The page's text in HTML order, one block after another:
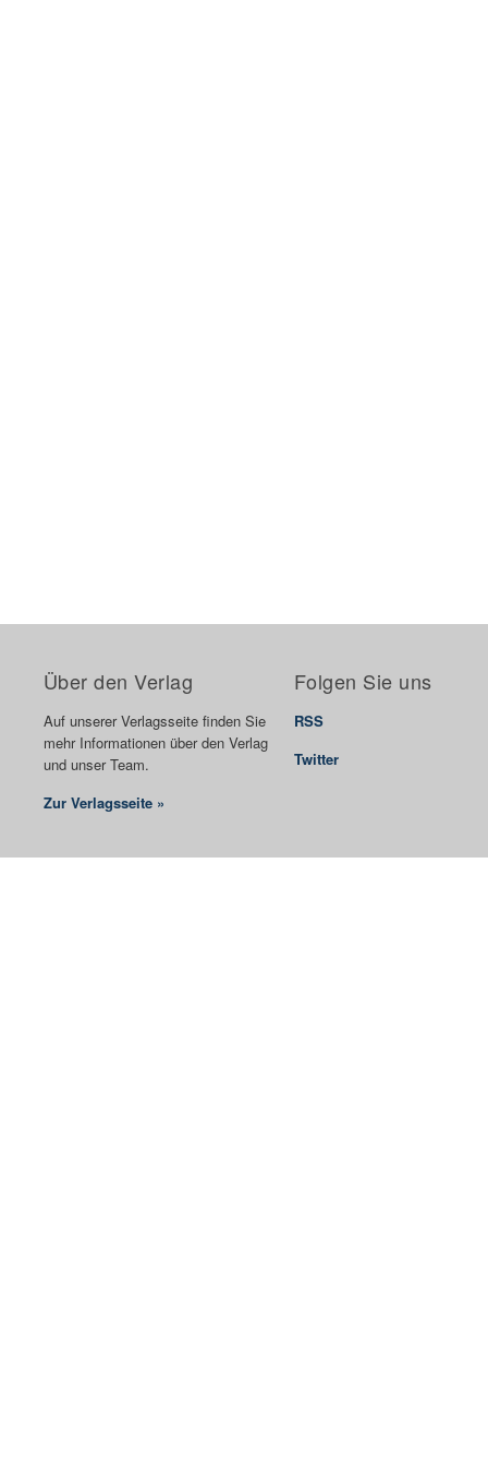
Über den Verlag
Auf unserer Verlagsseite finden Sie
mehr Informationen über den Verlag
und unser Team.
Zur Verlagsseite »
Folgen Sie uns
RSS
Twitter